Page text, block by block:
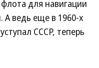
для навигации
А ведь еще в 1960-х
СССР, теперь